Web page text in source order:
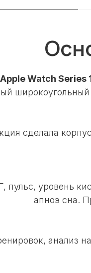
Apple Watch
сделала
пульс, уровень
апноэ сна.
анализ